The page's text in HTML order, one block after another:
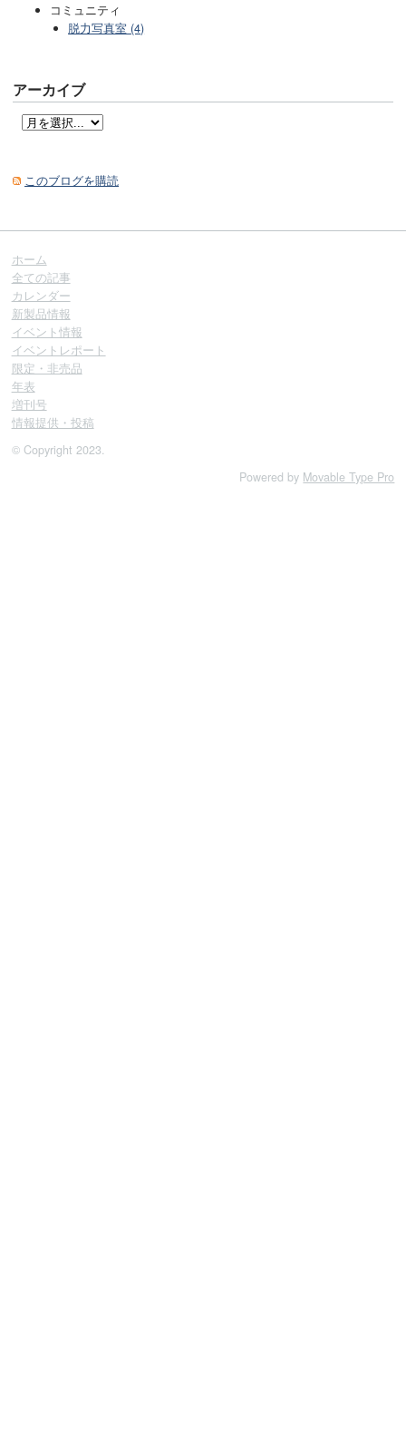
コミュニティ
脱力写真室 (4)
アーカイブ
このブログを購読
ホーム
全ての記事
カレンダー
新製品情報
イベント情報
イベントレポート
限定・非売品
年表
増刊号
情報提供・投稿
© Copyright 2023.
Powered by Movable Type Pro